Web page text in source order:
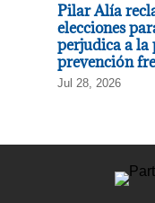
Pilar Alía
elecciones
perjudica a la
prevención
Jul 28, 2026